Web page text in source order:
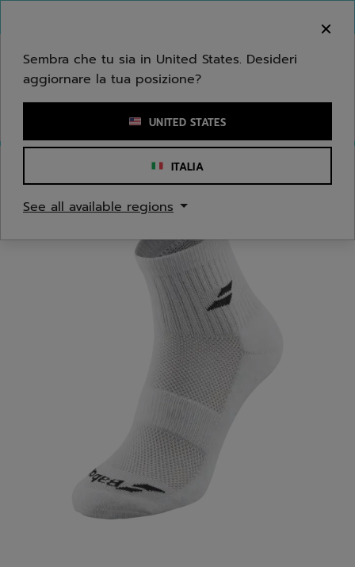
Inserisci una parola chiave o il numero di un articolo
Sembra che tu sia in United States. Desideri
aggiornare la tua posizione?
UNITED STATES
ITALIA
See all available regions